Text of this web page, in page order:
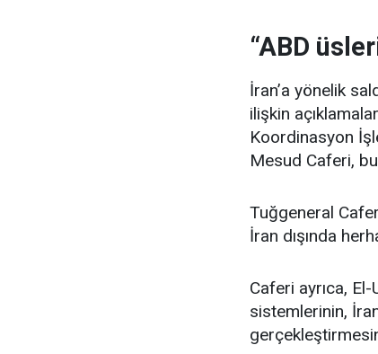
“ABD
İran’a yönelik
ilişkin
Koordinasyon
Mesud Caferi,
Tuğgeneral
İran dışında
Caferi ayrıca,
sistemlerinin,